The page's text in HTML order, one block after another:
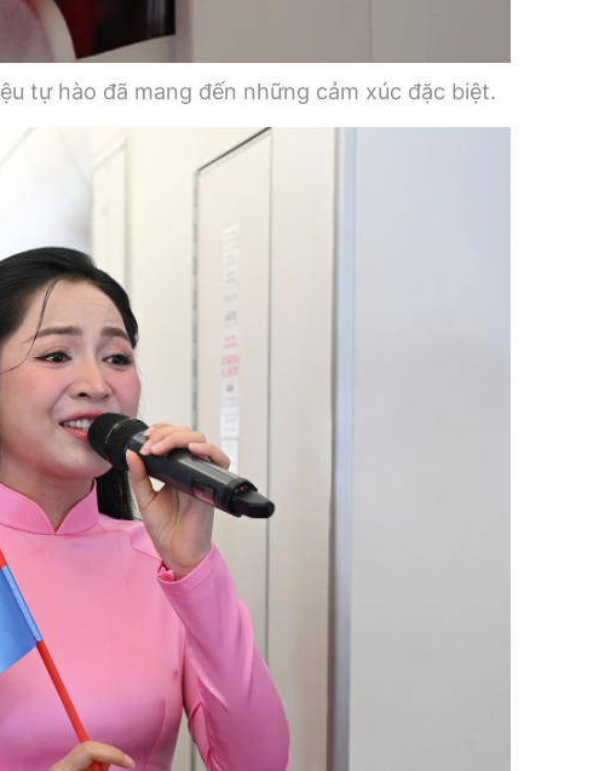
tự hào đã mang đến những cảm xúc đặc biệt.